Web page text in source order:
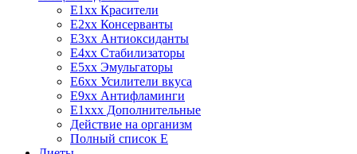
E1xx Красители
E2xx Консерванты
E3xx Антиоксиданты
E4xx Стабилизаторы
E5xx Эмульгаторы
E6xx Усилители вкуса
E9xx Антифламинги
E1xxx Дополнительные
Действие на организм
Полный список E